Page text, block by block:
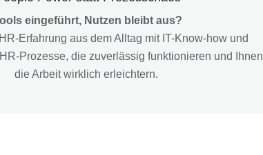
eingeführt, Nutzen bleibt aus?
Erfahrung aus dem Alltag mit IT-Know-how und
Prozesse, die zuverlässig funktionieren und Ihnen
die Arbeit wirklich erleichtern.